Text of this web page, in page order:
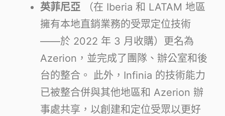
英菲尼亞 （在 Iberia 和 LATAM 地區
擁有本地直銷業務的受眾定位技術
——於 2022 年 3 月收購）更名為
Azerion，並完成了團隊、辦公室和後
台的整合。 此外，Infinia 的技術能力
已被整合併與其他地區和 Azerion 辦
事處共享，以創建和定位受眾以更好